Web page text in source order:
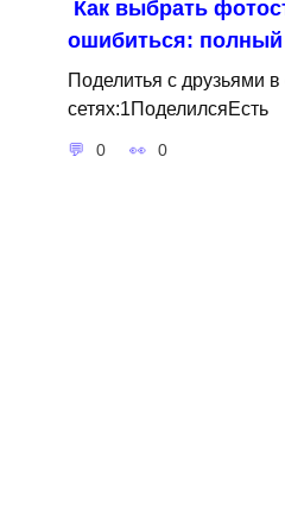
Как выбрать
ошибиться: полный
Поделитья с друзьями
сетях:1ПоделилсяЕсть
0 0